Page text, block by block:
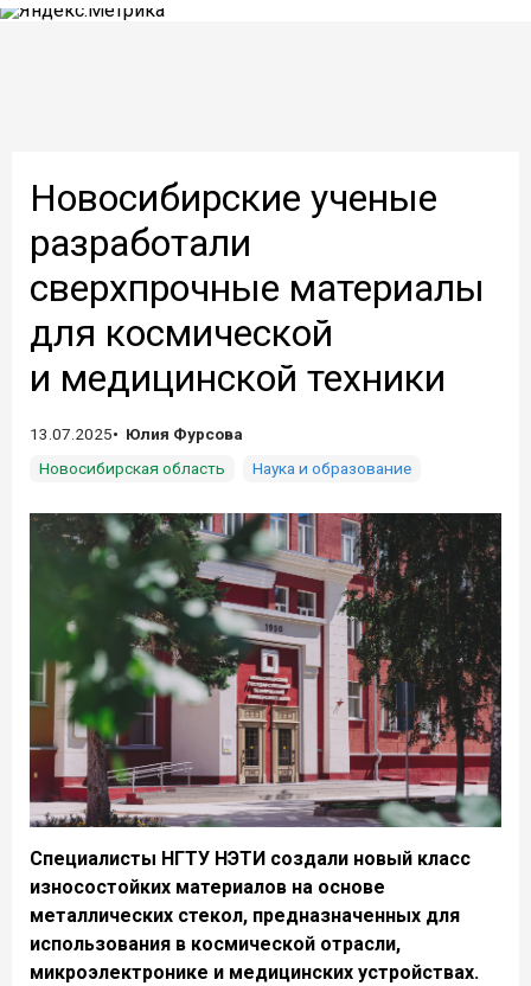
Новосибирские ученые
разработали
сверхпрочные материалы
для космической
и медицинской техники
13.07.2025
Юлия Фурсова
Новосибирская область
Наука и образование
Специалисты НГТУ НЭТИ создали новый класс
износостойких материалов на основе
металлических стекол, предназначенных для
использования в космической отрасли,
микроэлектронике и медицинских устройствах.